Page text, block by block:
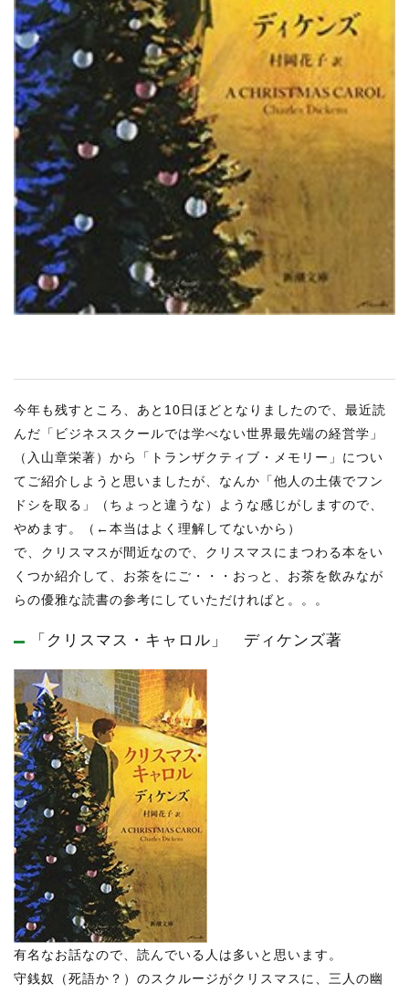
CONTACT US
サイトマップ
約款
情報セキュリティ
プライバシーポリシー
今年も残すところ、あと10日ほどとなりましたので、最近読
んだ「ビジネススクールでは学べない世界最先端の経営学」
（入山章栄著）から「トランザクティブ・メモリー」につい
てご紹介しようと思いましたが、なんか「他人の土俵でフン
ドシを取る」（ちょっと違うな）ような感じがしますので、
やめます。（←本当はよく理解してないから）
で、クリスマスが間近なので、クリスマスにまつわる本をい
くつか紹介して、お茶をにご・・・おっと、お茶を飲みなが
らの優雅な読書の参考にしていただければと。。。
「クリスマス・キャロル」 ディケンズ著
有名なお話なので、読んでいる人は多いと思います。
守銭奴（死語か？）のスクルージがクリスマスに、三人の幽